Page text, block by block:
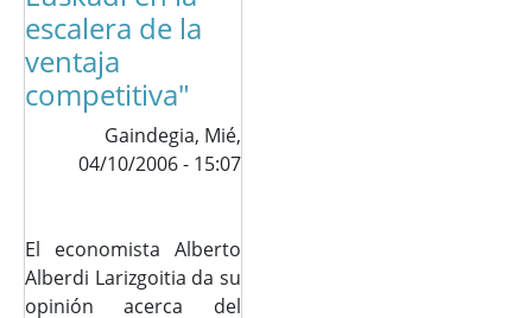
escalera de la
ventaja
competitiva"
Gaindegia, Mié,
04/10/2006 - 15:07
El economista Alberto
Alberdi Larizgoitia da su
opinión acerca del